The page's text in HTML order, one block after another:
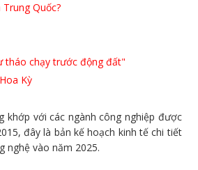
Quốc?
tháo chạy trước động đất"
Kỳ
khớp với các ngành công nghiệp được
đây là bản kế hoạch kinh tế chi tiết
nghệ vào năm 2025.